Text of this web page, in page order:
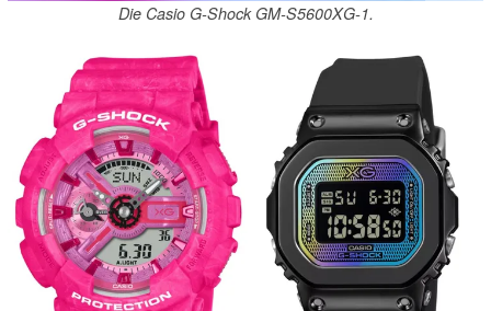
Die Casio G-Shock GM-S5600XG-1.